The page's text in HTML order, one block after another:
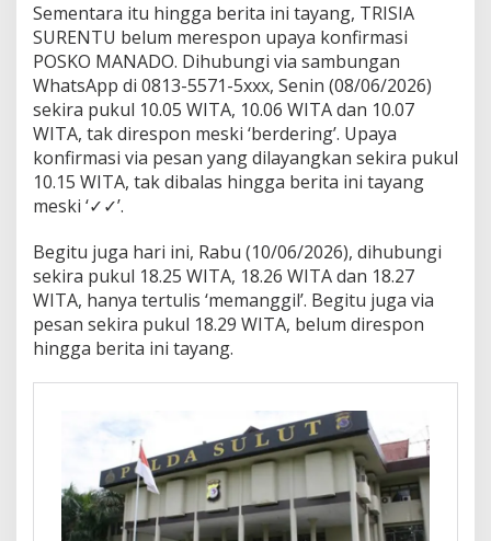
Sementara itu hingga berita ini tayang, TRISIA
SURENTU belum merespon upaya konfirmasi
POSKO MANADO. Dihubungi via sambungan
WhatsApp di 0813-5571-5xxx, Senin (08/06/2026)
sekira pukul 10.05 WITA, 10.06 WITA dan 10.07
WITA, tak direspon meski ‘berdering’. Upaya
konfirmasi via pesan yang dilayangkan sekira pukul
10.15 WITA, tak dibalas hingga berita ini tayang
meski ‘✓✓’.
Begitu juga hari ini, Rabu (10/06/2026), dihubungi
sekira pukul 18.25 WITA, 18.26 WITA dan 18.27
WITA, hanya tertulis ‘memanggil’. Begitu juga via
pesan sekira pukul 18.29 WITA, belum direspon
hingga berita ini tayang.